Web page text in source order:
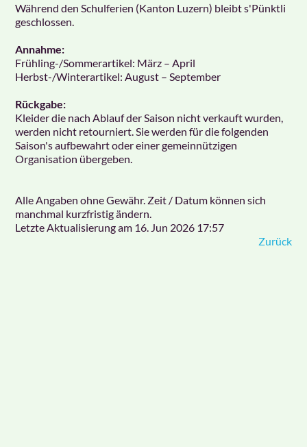
Während den Schulferien (Kanton Luzern) bleibt s'Pünktli
geschlossen.
Annahme:
Frühling-/Sommerartikel: März – April
Herbst-/Winterartikel: August – September
Rückgabe:
Kleider die nach Ablauf der Saison nicht verkauft wurden,
werden nicht retourniert. Sie werden für die folgenden
Saison's aufbewahrt oder einer gemeinnützigen
Organisation übergeben.
Alle Angaben ohne Gewähr. Zeit / Datum können sich
manchmal kurzfristig ändern.
Letzte Aktualisierung am 16. Jun 2026 17:57
Zurück